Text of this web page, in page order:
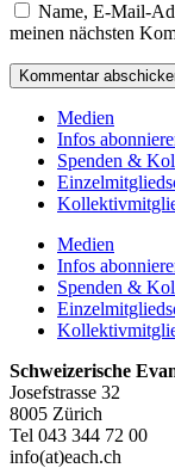
Name, E-Mail-
meinen nächsten
Medien
Infos
Spenden &
Medien
Infos
Spenden &
Schweizerische
Josefstrasse 32
8005 Zürich
Tel 043 344 72 00
info(at)each.ch